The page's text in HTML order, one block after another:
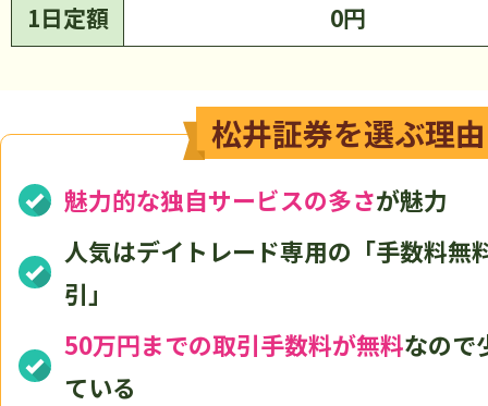
1日定額
0円
松井証券を選ぶ理由
魅力的な独自サービスの多さが魅力
人気はデイトレード専用の「手数料無
引」
50万円までの取引手数料が無料なので
ている